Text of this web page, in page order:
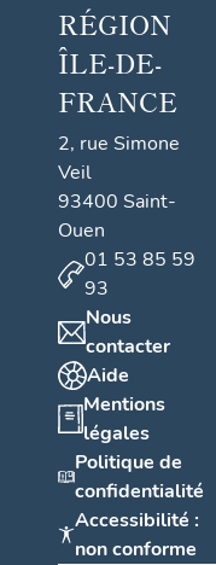
RÉGION
ÎLE-DE-
FRANCE
2, rue Simone
Veil
93400 Saint-
Ouen
01 53 85 59
93
Nous
contacter
Aide
Mentions
légales
Politique de
confidentialité
Accessibilité :
non conforme